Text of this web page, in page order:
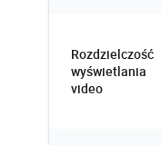
Rozdzielczość
wyświetlania
video